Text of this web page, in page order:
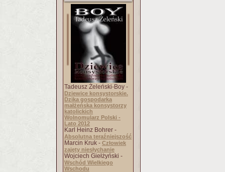
Tadeusz Żeleński-Boy -
Dziewice konsystorskie.
Dzika gospodarka
małżeńska konsystorzy
katolickich
Wolnomularz Polski -
Lato 2012
Karl Heinz Bohrer -
Absolutna teraźniejszość
Marcin Kruk - Człowiek
zajęty niesłychanie
Wojciech Giełżyński -
Wschód Wielkiego
Wschodu